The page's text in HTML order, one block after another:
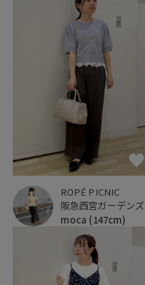
ROPÉ PICNIC
阪急西宮ガーデンズ
moca (147cm)